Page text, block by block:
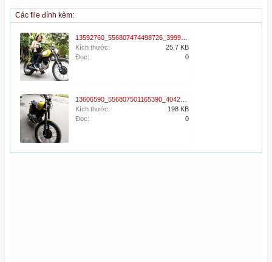
Các file đính kèm:
Kích thước:
25.7 KB
Đọc:
0
Kích thước:
198 KB
Đọc:
0